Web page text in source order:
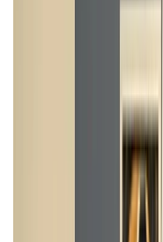
HỖ TRỢ THANH TOÁN